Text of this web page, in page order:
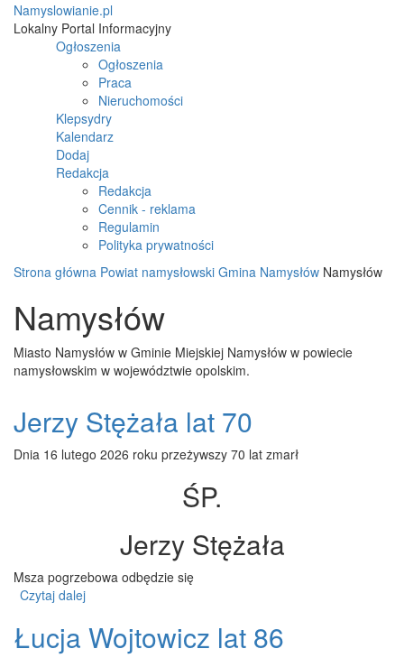
Namyslowianie.pl
Lokalny Portal Informacyjny
Ogłoszenia
Ogłoszenia
Praca
Nieruchomości
Klepsydry
Kalendarz
Dodaj
Redakcja
Redakcja
Cennik - reklama
Regulamin
Polityka prywatności
Strona główna Powiat namysłowski Gmina Namysłów Namysłów
Namysłów
Miasto Namysłów w Gminie Miejskiej Namysłów w powiecie
namysłowskim w województwie opolskim.
Jerzy Stężała lat 70
Dnia 16 lutego 2026 roku przeżywszy 70 lat zmarł
ŚP.
Jerzy Stężała
Msza pogrzebowa odbędzie się
Czytaj dalej
Łucja Wojtowicz lat 86